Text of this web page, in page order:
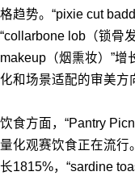
格趋势。“pixie cut
“collarbone lob（锁骨
makeup（烟熏妆）”
化和场景适配的审美方
饮食方面，“Pantry
量化观赛饮食正在流行
长1815%，“sardine